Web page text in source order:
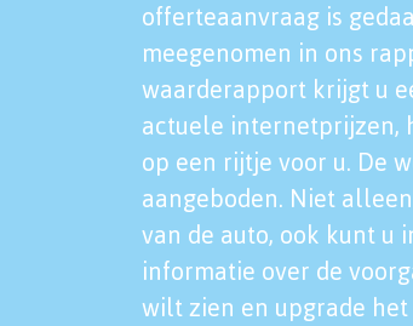
offerteaanvraag is
meegenomen in ons
waarderapport krijgt u
actuele internetprijzen,
op een rijtje voor u. De
aangeboden. Niet
van de auto, ook kunt u
informatie over de
wilt zien en upgrade